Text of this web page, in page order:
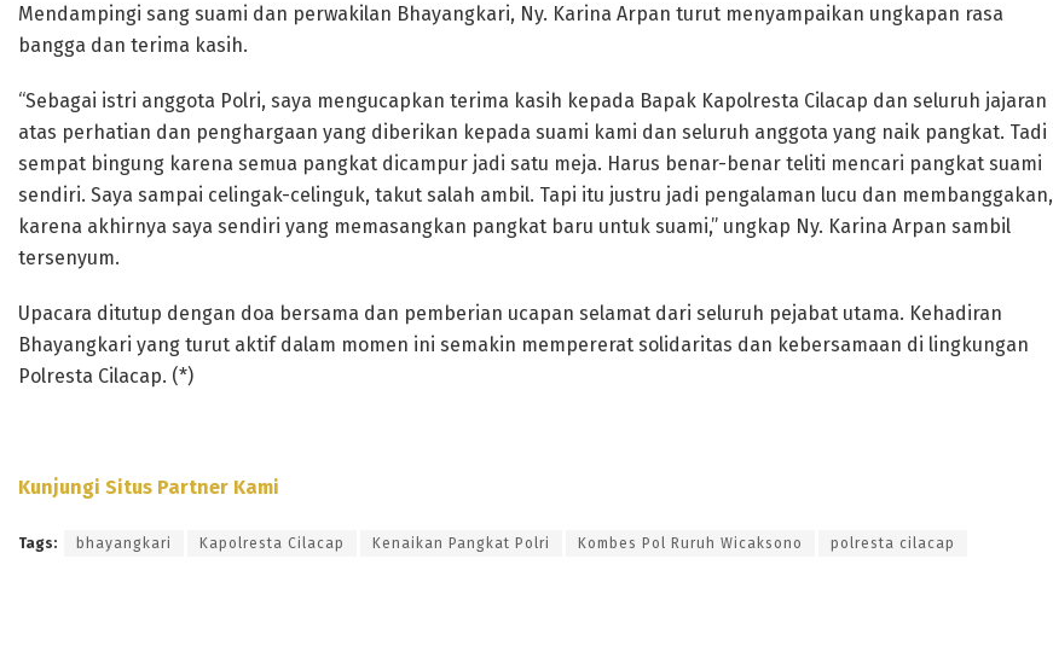
Mendampingi sang suami dan perwakilan Bhayangkari, Ny. Karina Arpan turut menyampaikan ungkapan rasa
bangga dan terima kasih.
“Sebagai istri anggota Polri, saya mengucapkan terima kasih kepada Bapak Kapolresta Cilacap dan seluruh jajaran
atas perhatian dan penghargaan yang diberikan kepada suami kami dan seluruh anggota yang naik pangkat. Tadi
sempat bingung karena semua pangkat dicampur jadi satu meja. Harus benar-benar teliti mencari pangkat suami
sendiri. Saya sampai celingak-celinguk, takut salah ambil. Tapi itu justru jadi pengalaman lucu dan membanggakan,
karena akhirnya saya sendiri yang memasangkan pangkat baru untuk suami,” ungkap Ny. Karina Arpan sambil
tersenyum.
Upacara ditutup dengan doa bersama dan pemberian ucapan selamat dari seluruh pejabat utama. Kehadiran
Bhayangkari yang turut aktif dalam momen ini semakin mempererat solidaritas dan kebersamaan di lingkungan
Polresta Cilacap. (*)
Kunjungi Situs Partner Kami
Tags: bhayangkari Kapolresta Cilacap Kenaikan Pangkat Polri Kombes Pol Ruruh Wicaksono polresta cilacap